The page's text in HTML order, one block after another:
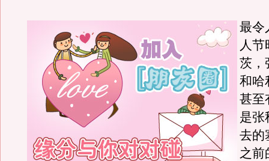
最令
人
茨，
和哈
甚至
是张
去的
之前